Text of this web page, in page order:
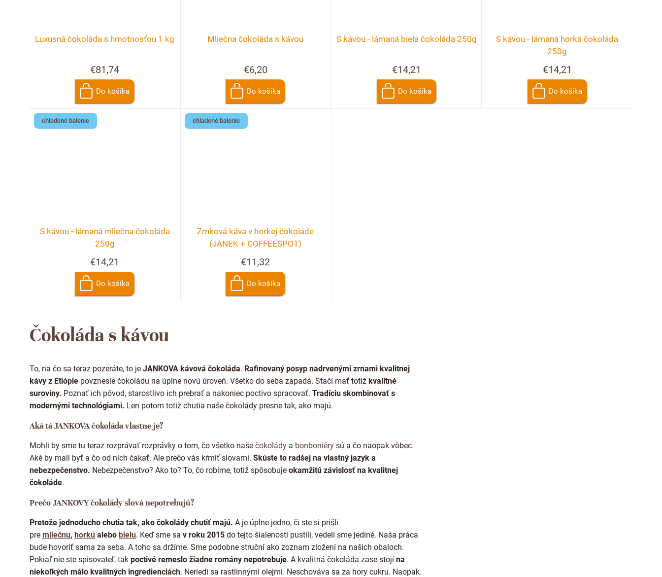
Luxusná čokoláda s hmotnosťou 1 kg
€81,74
Do košíka
Mliečna čokoláda s kávou
€6,20
Do košíka
S kávou - lámaná biela čokoláda 250g
€14,21
Do košíka
S kávou - lámaná horká čokoláda
250g
€14,21
Do košíka
chladené balenie
S kávou - lámaná mliečna čokoláda
250g
€14,21
Do košíka
chladené balenie
Zrnková káva v horkej čokoláde
(JANEK + COFFEESPOT)
€11,32
Do košíka
c
i
e
p
r
v
ý
p
i
Čokoláda s kávou
To, na čo sa teraz pozeráte, to je JANKOVA kávová čokoláda. Rafinovaný posyp nadrvenými zrnami kvalitnej
kávy z Etiópie povznesie čokoládu na úplne novú úroveň. Všetko do seba zapadá. Stačí mať totiž kvalitné
suroviny. Poznať ich pôvod, starostlivo ich prebrať a nakoniec poctivo spracovať. Tradíciu skombinovať s
modernými technológiami. Len potom totiž chutia naše čokolády presne tak, ako majú.
Aká tá JANKOVA čokoláda vlastne je?
Mohli by sme tu teraz rozprávať rozprávky o tom, čo všetko naše čokolády a bonboniéry sú a čo naopak vôbec.
Aké by mali byť a čo od nich čakať. Ale prečo vás kŕmiť slovami. Skúste to radšej na vlastný jazyk a
nebezpečenstvo. Nebezpečenstvo? Ako to? To, čo robíme, totiž spôsobuje okamžitú závislosť na kvalitnej
čokoláde.
Prečo JANKOVY čokolády slová nepotrebujú?
Pretože jednoducho chutia tak, ako čokolády chutiť majú. A je úplne jedno, či ste si prišli
pre mliečnu, horkú alebo bielu. Keď sme sa v roku 2015 do tejto šialenosti pustili, vedeli sme jediné. Naša práca
bude hovoriť sama za seba. A toho sa držíme. Sme podobne struční ako zoznam zložení na našich obaloch.
Pokiaľ nie ste spisovateľ, tak poctivé remeslo žiadne romány nepotrebuje. A kvalitná čokoláda zase stojí na
niekoľkých málo kvalitných ingredienciách. Neriedi sa rastlinnými olejmi. Neschováva sa za hory cukru. Naopak.